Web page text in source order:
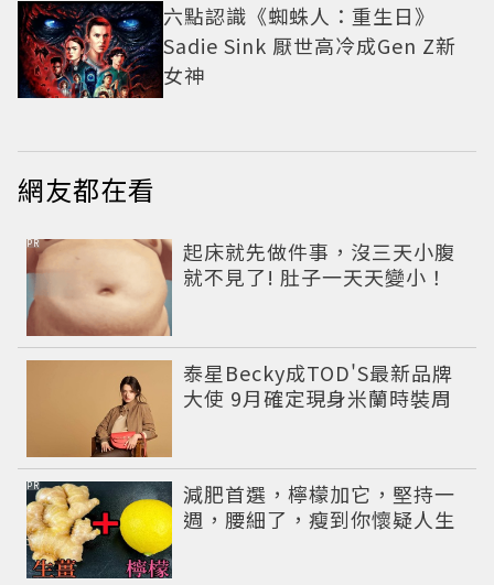
六點認識《蜘蛛人：重生日》
Sadie Sink 厭世高冷成Gen Z新
女神
網友都在看
起床就先做件事，沒三天小腹
就不見了! 肚子一天天變小！
PR
泰星Becky成TOD'S最新品牌
大使 9月確定現身米蘭時裝周
減肥首選，檸檬加它，堅持一
週，腰細了，瘦到你懷疑人生
PR